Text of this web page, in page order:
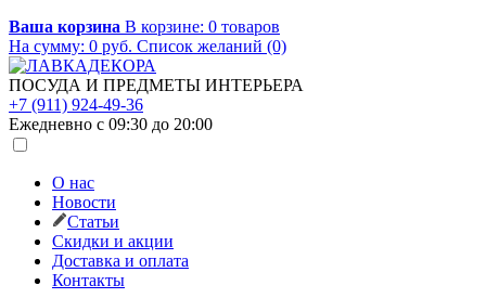
Ваша корзина В корзине: 0 товаров
На сумму: 0 руб. Список желаний (0)
ПОСУДА И ПРЕДМЕТЫ ИНТЕРЬЕРА
+7 (911) 924-49-36
Ежедневно с 09:30 до 20:00
О нас
Новости
Статьи
Скидки и акции
Доставка и оплата
Контакты